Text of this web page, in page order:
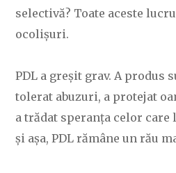
selectivă? Toate aceste
ocolișuri.
PDL a greșit grav. A produs
tolerat abuzuri, a protejat
a trădat speranța celor care
și așa, PDL rămâne un rău